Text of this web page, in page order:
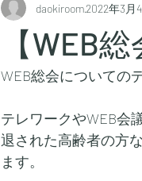
【WEB
daokiroom2022年3月
WEB総会についての
テレワークやWEB会
退された高齢者の方
ます。